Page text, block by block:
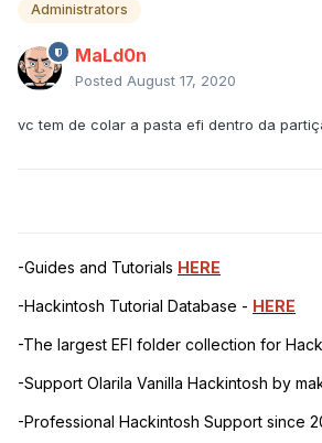
Administrators
MaLd0n
Posted August 17, 2020
vc tem de colar a pasta efi dentro da
-Guides and Tutorials HERE
-Hackintosh Tutorial Database - HERE
-The largest EFI folder collection for
-Support Olarila Vanilla Hackintosh by
-Professional Hackintosh Support since